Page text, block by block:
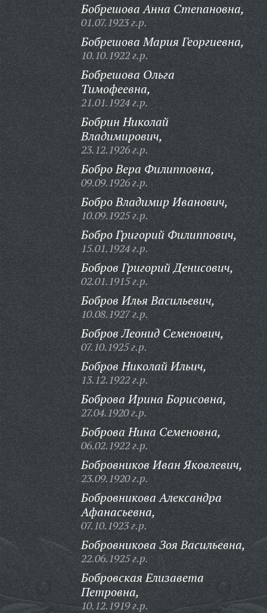
Бобрешова Анна Степановна,
01.07.1923 г.р.
Бобрешова Мария Георгиевна,
10.10.1922 г.р.
Бобрешова Ольга
Тимофеевна,
21.01.1924 г.р.
Бобрин Николай
Владимирович,
23.12.1926 г.р.
Бобро Вера Филипповна,
09.09.1926 г.р.
Бобро Владимир Иванович,
10.09.1925 г.р.
Бобро Григорий Филиппович,
15.01.1924 г.р.
Бобров Григорий Денисович,
02.01.1915 г.р.
Бобров Илья Васильевич,
10.08.1927 г.р.
Бобров Леонид Семенович,
07.10.1925 г.р.
Бобров Николай Ильич,
13.12.1922 г.р.
Боброва Ирина Борисовна,
27.04.1920 г.р.
Боброва Нина Семеновна,
06.02.1922 г.р.
Бобровников Иван Яковлевич,
23.09.1920 г.р.
Бобровникова Александра
Афанасьевна,
07.10.1923 г.р.
Бобровникова Зоя Васильевна,
22.06.1925 г.р.
Бобровская Елизавета
Петровна,
10.12.1919 г.р.